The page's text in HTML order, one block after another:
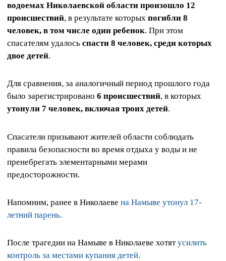
водоемах Николаевской области произошло 12
происшествий, в результате которых погибли 8
человек, в том числе один ребенок. При этом
спасателям удалось спасти 8 человек, среди которых
двое детей.
Для сравнения, за аналогичный период прошлого года
было зарегистрировано 6 происшествий, в которых
утонули 7 человек, включая троих детей.
Спасатели призывают жителей области соблюдать
правила безопасности во время отдыха у воды и не
пренебрегать элементарными мерами
предосторожности.
Напомним, ранее в Николаеве на Намыве утонул 17-
летний парень.
После трагедии на Намыве в Николаеве хотятусилить
контроль за местами купания детей.